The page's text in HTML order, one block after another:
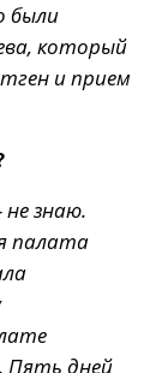
были
который
и прием
знаю.
палата
Пять дней